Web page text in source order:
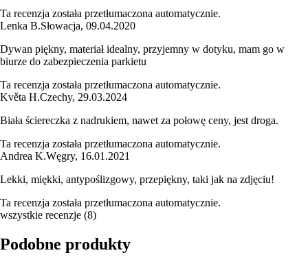
Ta recenzja została przetłumaczona automatycznie.
Lenka B.Słowacja, 09.04.2020
Dywan piękny, materiał idealny, przyjemny w dotyku, mam go w
biurze do zabezpieczenia parkietu
Ta recenzja została przetłumaczona automatycznie.
Květa H.Czechy, 29.03.2024
Biała ściereczka z nadrukiem, nawet za połowę ceny, jest droga.
Ta recenzja została przetłumaczona automatycznie.
Andrea K.Węgry, 16.01.2021
Lekki, miękki, antypoślizgowy, przepiękny, taki jak na zdjęciu!
Ta recenzja została przetłumaczona automatycznie.
wszystkie recenzje (8)
Podobne produkty